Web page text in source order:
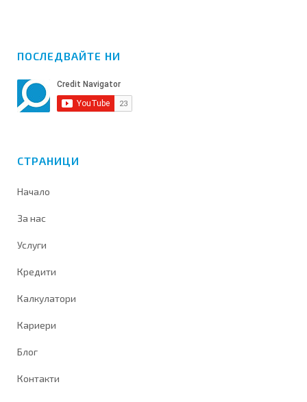
ПОСЛЕДВАЙТЕ НИ
СТРАНИЦИ
Начало
За нас
Услуги
Кредити
Калкулатори
Кариери
Блог
Контакти